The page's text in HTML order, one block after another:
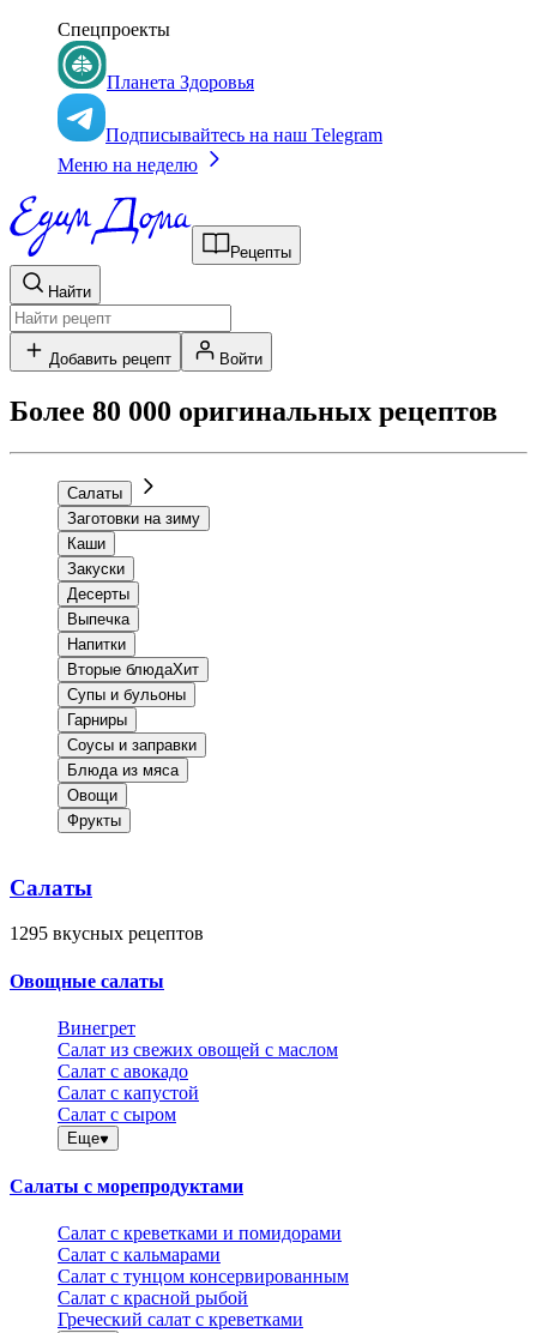
Спецпроекты
Планета Здоровья
Подписывайтесь на наш Telegram
Меню на неделю
Рецепты
Найти
Добавить рецепт Войти
Более 80 000 оригинальных рецептов
Салаты
Заготовки на зиму
Каши
Закуски
Десерты
Выпечка
Напитки
Вторые блюдаХит
Супы и бульоны
Гарниры
Соусы и заправки
Блюда из мяса
Овощи
Фрукты
Салаты
1295 вкусных рецептов
Овощные салаты
Винегрет
Салат из свежих овощей с маслом
Салат с авокадо
Салат с капустой
Салат с сыром
Еще
Салаты с морепродуктами
Салат с креветками и помидорами
Салат с кальмарами
Салат с тунцом консервированным
Салат с красной рыбой
Греческий салат с креветками